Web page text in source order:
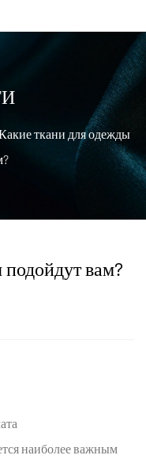
ткани для одежды
вам?
наиболее важным